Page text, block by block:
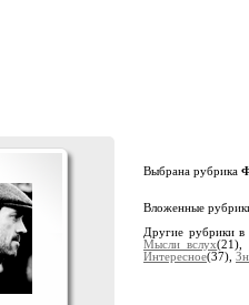
Выбрана рубрика
Вложенные
Другие рубрики в
Мысли вслух(21),
Интересное(37),